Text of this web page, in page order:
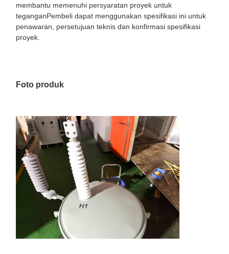
membantu memenuhi persyaratan proyek untuk
teganganPembeli dapat menggunakan spesifikasi ini untuk
penawaran, persetujuan teknis dan konfirmasi spesifikasi
proyek.
Foto produk